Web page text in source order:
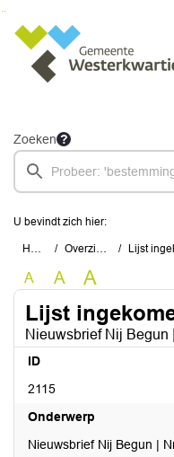
Zoeken
U bevindt zich hier:
Home Overzichten Lijst
A A A
Lijst
Nieuwsbrief Nij Begun
ID
2115
Onderwerp
Nieuwsbrief Nij Begun |